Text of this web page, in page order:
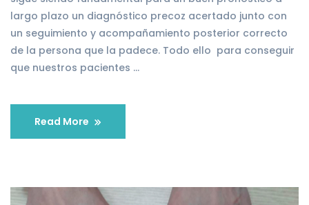
largo plazo un diagnóstico precoz acertado junto con
un seguimiento y acompañamiento posterior correcto
de la persona que la padece. Todo ello para conseguir
que nuestros pacientes …
Read More